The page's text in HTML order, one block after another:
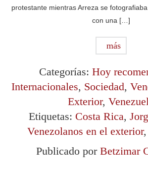
protestante mientras Arreza se
con una […]
más
Categorías: Hoy
Internacionales, Sociedad,
Exterior,
Etiquetas: Costa Rica,
Venezolanos en el exterior,
Publicado por Betzimar